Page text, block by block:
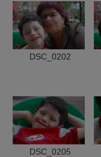
DSC_0202
DSC_0205